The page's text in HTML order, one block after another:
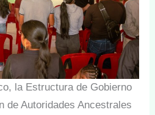
la Estructura de Gobierno
de Autoridades Ancestrales